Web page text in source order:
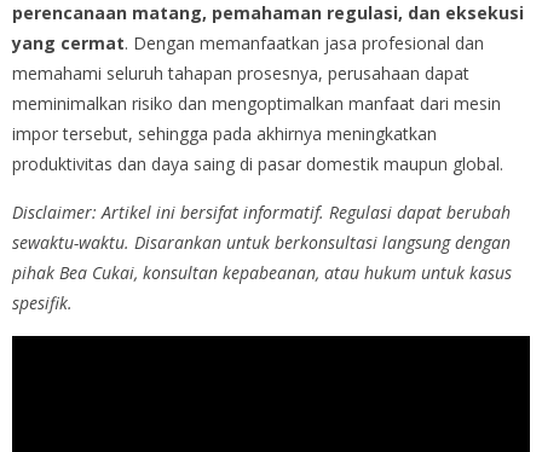
perencanaan matang, pemahaman regulasi, dan eksekusi
yang cermat. Dengan memanfaatkan jasa profesional dan
memahami seluruh tahapan prosesnya, perusahaan dapat
meminimalkan risiko dan mengoptimalkan manfaat dari mesin
impor tersebut, sehingga pada akhirnya meningkatkan
produktivitas dan daya saing di pasar domestik maupun global.
Disclaimer: Artikel ini bersifat informatif. Regulasi dapat berubah
sewaktu-waktu. Disarankan untuk berkonsultasi langsung dengan
pihak Bea Cukai, konsultan kepabeanan, atau hukum untuk kasus
spesifik.